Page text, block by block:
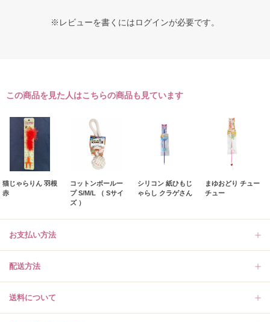
※レビューを書くにはログインが必要です。
この商品を見た人はこちらの商品も見ています
猫じゃらりん 羽根
赤
コットンボールー
プ S/M/L （ Sサイ
ズ ）
シリコン 紙ひもじ
ゃらし クラゲさん
まゆおどり チュー
チュー
お支払い方法
配送方法
送料について